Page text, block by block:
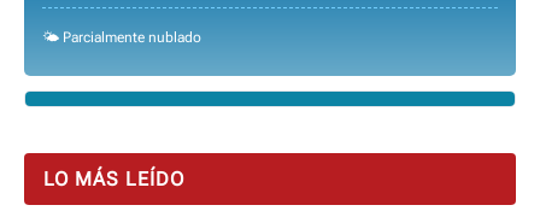
🌤️ Parcialmente nublado
LO MÁS LEÍDO